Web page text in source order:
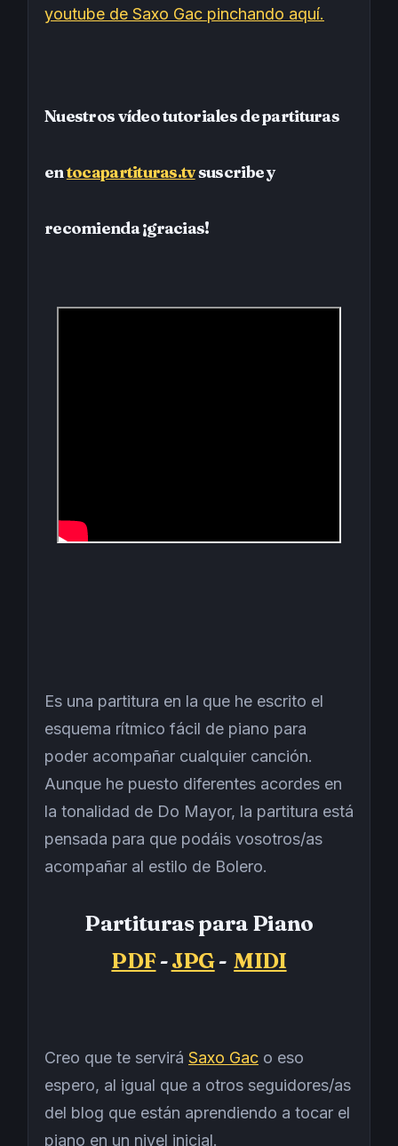
youtube de Saxo Gac pinchando aquí.
Nuestros vídeo tutoriales de partituras
entocapartituras.tvsuscribe y
recomienda ¡gracias!
Es una partitura en la que he escrito el
esquema rítmico fácil de piano para
poder acompañar cualquier canción.
Aunque he puesto diferentes acordes en
la tonalidad de Do Mayor, la partitura está
pensada para que podáis vosotros/as
acompañar al estilo de Bolero.
Partituras para Piano
PDF-JPG-MIDI
Creo que te servirá Saxo Gac o eso
espero, al igual que a otros seguidores/as
del blog que están aprendiendo a tocar el
piano en un nivel inicial.